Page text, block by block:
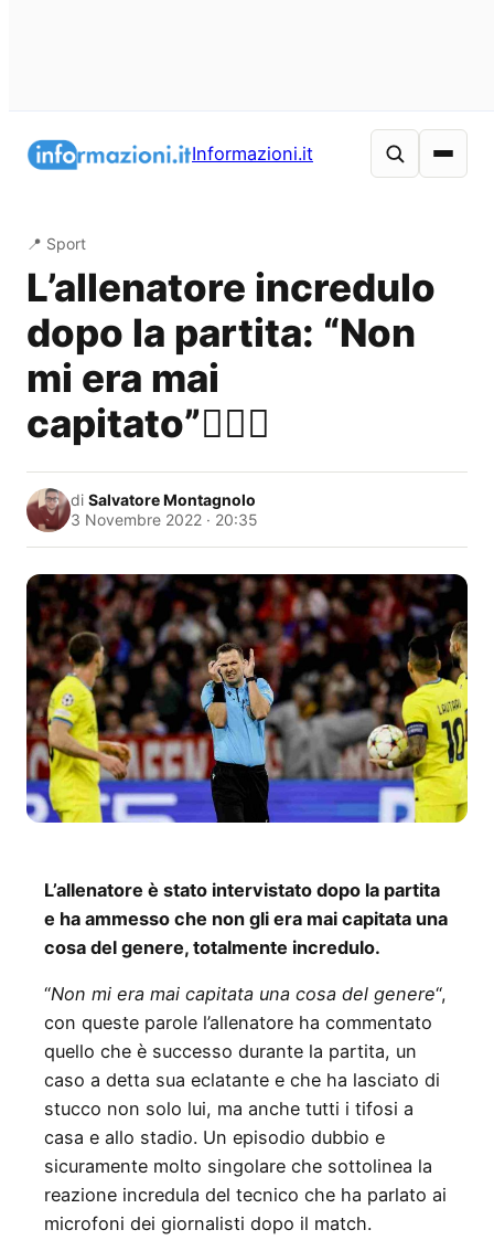
Informazioni.it
📍 Sport
L’allenatore incredulo
dopo la partita: “Non
mi era mai
capitato”🤷🏽‍♂️
di Salvatore Montagnolo
3 Novembre 2022 · 20:35
L’allenatore è stato intervistato dopo la partita
e ha ammesso che non gli era mai capitata una
cosa del genere, totalmente incredulo.
“Non mi era mai capitata una cosa del genere“,
con queste parole l’allenatore ha commentato
quello che è successo durante la partita, un
caso a detta sua eclatante e che ha lasciato di
stucco non solo lui, ma anche tutti i tifosi a
casa e allo stadio. Un episodio dubbio e
sicuramente molto singolare che sottolinea la
reazione incredula del tecnico che ha parlato ai
microfoni dei giornalisti dopo il match.